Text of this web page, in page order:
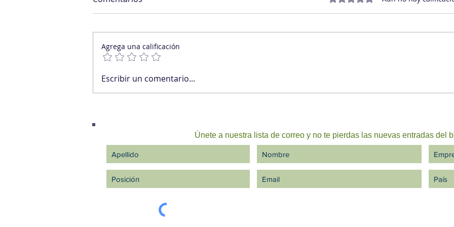
Los tops, contratan tops, los
Agrega una calificación
Escribir un comentario...
Únete a nuestra lista de correo y no te pierdas las nuevas entradas del